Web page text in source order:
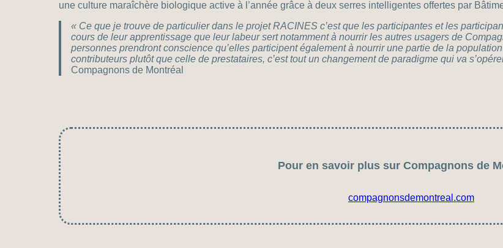
une culture maraîchère biologique active à l’année grâce à deux serres intelligentes offertes par
« Ce que je trouve de particulier dans le projet RACINES c’est que les participantes et les
cours de leur apprentissage que leur labeur sert notamment à nourrir les autres usagers de
personnes prendront conscience qu’elles participent également à nourrir une partie de la
contributeurs plutôt que celle de prestataires, c’est tout un changement de paradigme qui va
Compagnons de Montréal
Pour en savoir plus sur Compagnons de
compagnonsdemontreal.com